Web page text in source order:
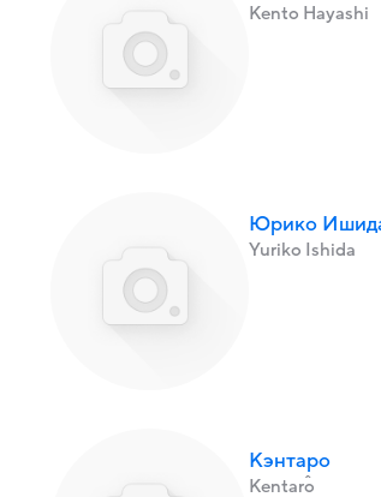
Kento Hayashi
Юрико
Yuriko Ishida
Кэнтаро
Kentarô